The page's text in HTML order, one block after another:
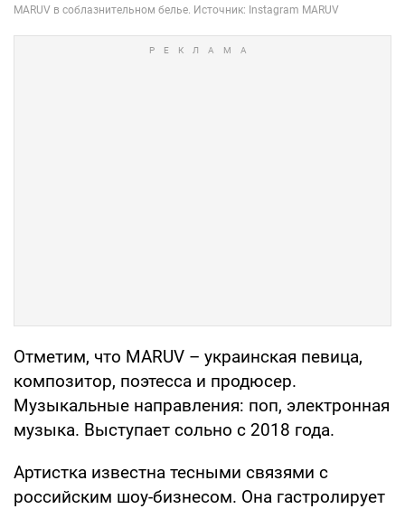
Отметим, что MARUV – украинская певица,
композитор, поэтесса и продюсер.
Музыкальные направления: поп, электронная
музыка. Выступает сольно с 2018 года.
Артистка известна тесными связями с
российским шоу-бизнесом. Она гастролирует